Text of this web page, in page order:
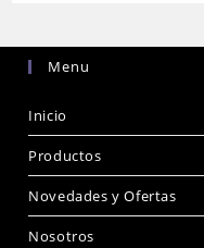
Menu
Inicio
Productos
Novedades y Ofertas
Nosotros